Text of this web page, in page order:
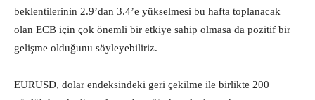
beklentilerinin 2.9’dan 3.4’e yükselmesi bu hafta toplanacak
olan ECB için çok önemli bir etkiye sahip olmasa da pozitif bir
gelişme olduğunu söyleyebiliriz.
EURUSD, dolar endeksindeki geri çekilme ile birlikte 200